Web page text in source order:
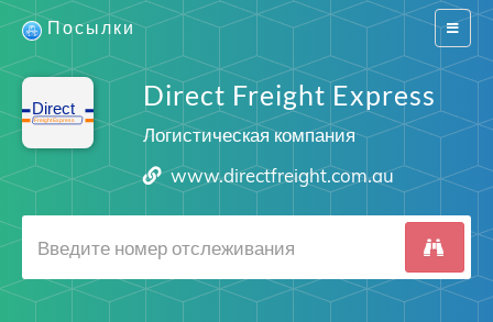
Switch
Посылки
Direct Freight Express
Логистическая компания
www.directfreight.com.au